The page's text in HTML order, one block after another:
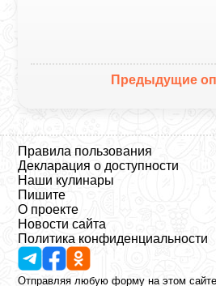
Предыдущие
Правила пользования
Декларация о доступности
Наши кулинары
Пишите
О проекте
Новости сайта
Политика конфиденциальности
Отправляя любую форму на этом